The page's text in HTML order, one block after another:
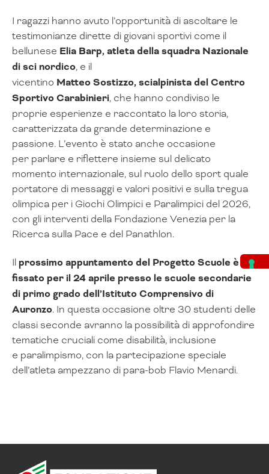
I ragazzi hanno avuto l’opportunità di ascoltare le
testimonianze dirette di giovani sportivi come il
bellunese Elia Barp, atleta della squadra Nazionale
di sci nordico, e il
vicentino Matteo Sostizzo, scialpinista del Centro
Sportivo Carabinieri, che hanno condiviso le
proprie esperienze e raccontato la loro storia,
caratterizzata da grande determinazione e
passione. L’evento è stato anche occasione
per parlare e riflettere insieme sul delicato
momento internazionale, sul ruolo dello sport quale
portatore di messaggi e valori positivi e sulla tregua
olimpica per i Giochi Olimpici e Paralimpici del 2026,
con gli interventi della Fondazione Venezia per la
Ricerca sulla Pace e del Panathlon.
Ilprossimo appuntamento del Progetto Scuole è
fissato per il 24 aprile presso le scuole secondarie
di primo grado dell’Istituto Comprensivo di
Auronzo. In questa occasione oltre 30 studenti delle
classi seconde avranno la possibilità di approfondire
tematiche cruciali come disabilità, inclusione
e paralimpismo, con la partecipazione speciale
dell’atleta ampezzano di para-bob Flavio Menardi.